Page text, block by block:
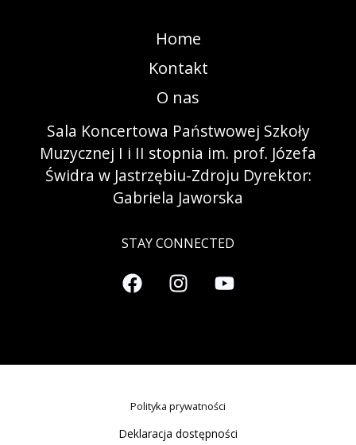
Home
Kontakt
O nas
Sala Koncertowa Państwowej Szkoły
Muzycznej I i II stopnia im. prof. Józefa
Świdra w Jastrzębiu-Zdroju Dyrektor:
Gabriela Jaworska
STAY CONNECTED
Polityka prywatności
Deklaracja dostępności